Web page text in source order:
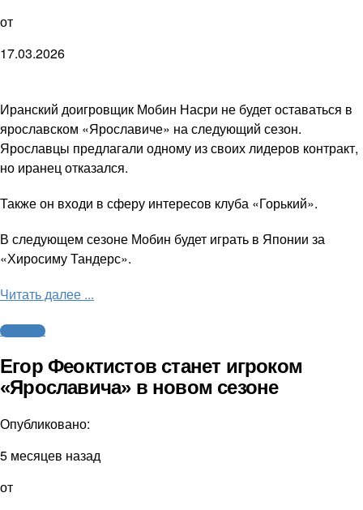
от
17.03.2026
Иранский доигровщик Мобин Насри не будет оставаться в
ярославском «Ярославиче» на следующий сезон.
Ярославцы предлагали одному из своих лидеров контракт,
но иранец отказался.
Также он входи в сферу интересов клуба «Горький».
В следующем сезоне Мобин будет играть в Японии за
«Хиросиму Тандерс».
Читать далее ...
Волейбол
Егор Феоктистов станет игроком
«Ярославича» в новом сезоне
Опубликовано:
5 месяцев назад
от